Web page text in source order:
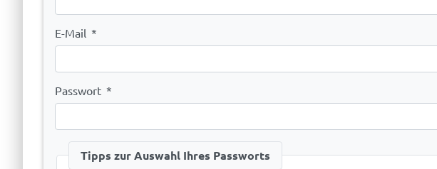
E-Mail *
Passwort *
Tipps zur Auswahl Ihres Passworts